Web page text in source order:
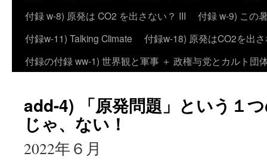
付録 w-8) 原発は CO2 を出さない？ III
付録 w-9) この
付録w-11) Talking Climate
付録w-18) 原発はCO2を出
付録の付録 ww-1) 世界観と軍事 ＋ 政権与党とカルト団
add-4) 「原発問題」という１
じゃ、ない！
2022年６月